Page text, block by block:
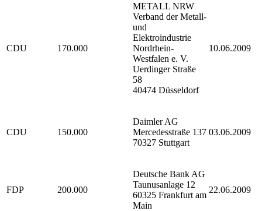
CDU 170.000
METALL NRW
Verband der Metall-
und
Elektroindustrie
Nordrhein-
Westfalen e. V.
Uerdinger Straße
58
40474 Düsseldorf
10.06.2009
CDU 150.000
Daimler AG
Mercedesstraße 137
70327 Stuttgart
03.06.2009
FDP 200.000
Deutsche Bank AG
Taunusanlage 12
60325 Frankfurt am
Main
22.06.2009